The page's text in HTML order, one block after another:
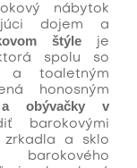
nábytok
dojem a
štýleje
spolu so
a toaletným
honosným
a obývačky v
barokovými
zrkadla a sklo